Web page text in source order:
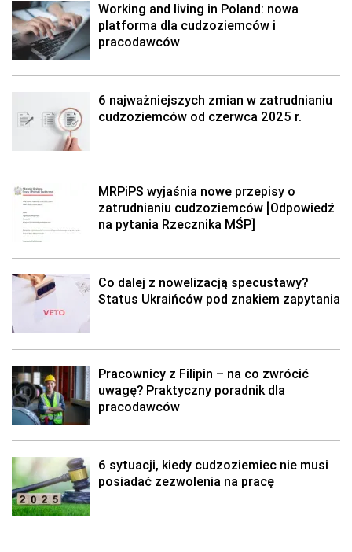
Working and living in Poland: nowa
platforma dla cudzoziemców i
pracodawców
6 najważniejszych zmian w zatrudnianiu
cudzoziemców od czerwca 2025 r.
MRPiPS wyjaśnia nowe przepisy o
zatrudnianiu cudzoziemców [Odpowiedź
na pytania Rzecznika MŚP]
Co dalej z nowelizacją specustawy?
Status Ukraińców pod znakiem zapytania
Pracownicy z Filipin – na co zwrócić
uwagę? Praktyczny poradnik dla
pracodawców
6 sytuacji, kiedy cudzoziemiec nie musi
posiadać zezwolenia na pracę